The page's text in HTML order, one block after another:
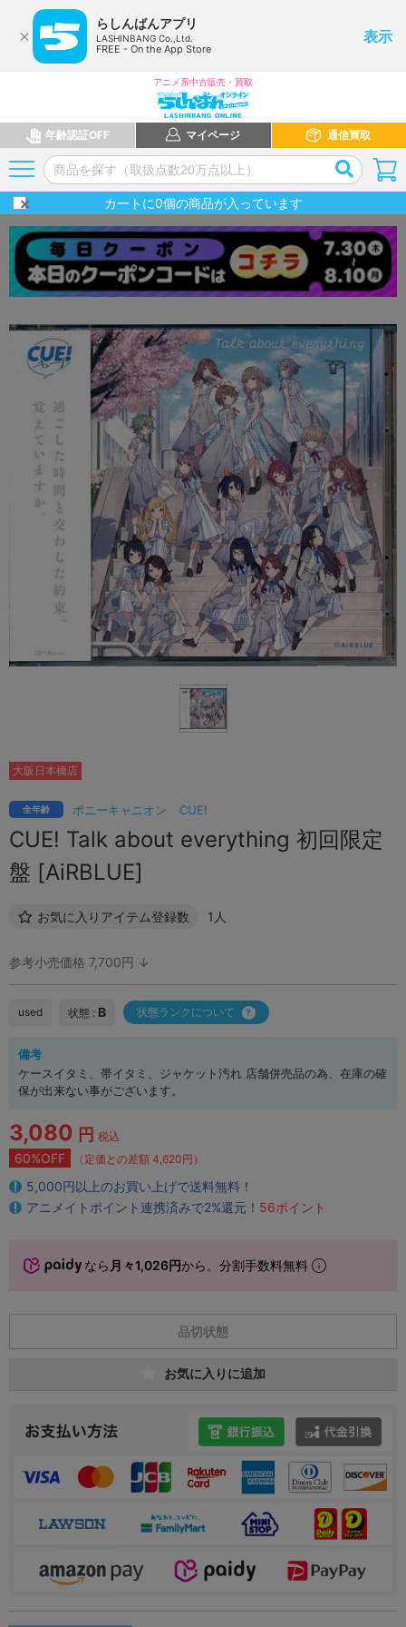
らしんばんアプリ
LASHINBANG Co.,Ltd.
FREE - On the App Store
表示
アニメ系中古販売・買取
年齢認証OFF マイページ 通信買取
カートに0個の商品が入っています
ポニーキャニオン CUE!
全年齢
CUE! Talk about everything 初回限定
盤 [AiRBLUE]
お気に入りアイテム登録数 1人
大阪日本橋店
参考小売価格 7,700円 ↓
used 状態 : B 状態ランクについて
備考
ケースイタミ、帯イタミ、ジャケット汚れ 店舗併売品の為、在庫の確
保が出来ない事がございます。
3,080 円 税込
60%OFF （定価との差額 4,620円）
5,000円以上のお買い上げで送料無料！
アニメイトポイント連携済みで2%還元！ 56ポイント
なら 月々1,026円から。分割手数料無料
品切状態
お気に入りに追加